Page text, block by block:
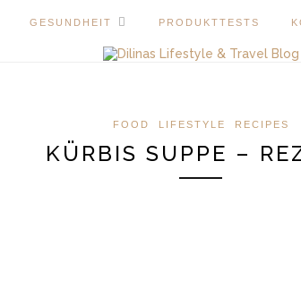
GESUNDHEIT PRODUKTTESTS
FOOD LIFESTYLE RECIPES
KÜRBIS SUPPE –